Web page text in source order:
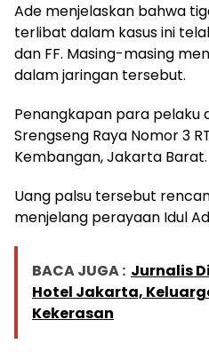
Ade menjelaskan bahwa
terlibat dalam kasus ini
dan FF. Masing-masing
dalam jaringan tersebut.
Penangkapan para pelaku
Srengseng Raya Nomor 3
Kembangan, Jakarta Barat.
Uang palsu tersebut
menjelang perayaan Idul
BACA JUGA : Jurnalis
Hotel Jakarta,
Kekerasan